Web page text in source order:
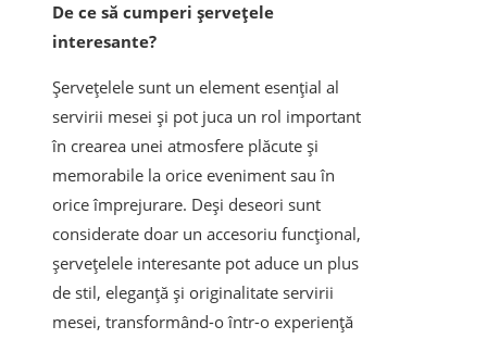
De ce să cumperi șervețele
interesante?
Șervețelele sunt un element esențial al
servirii mesei și pot juca un rol important
în crearea unei atmosfere plăcute și
memorabile la orice eveniment sau în
orice împrejurare. Deși deseori sunt
considerate doar un accesoriu funcțional,
șervețelele interesante pot aduce un plus
de stil, eleganță și originalitate servirii
mesei, transformând-o într-o experiență